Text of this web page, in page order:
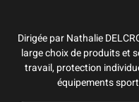
Dirigée par Nathalie
large choix de produits et
travail, protection
équipements